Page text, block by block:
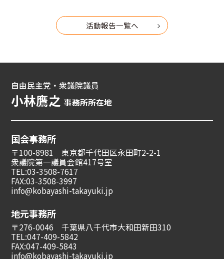
活動報告一覧へ
自由民主党・衆議院議員
小林鷹之事務所所在地
国会事務所
〒100-8981 東京都千代田区永田町2-2-1
衆議院第一議員会館417号室
TEL:03-3508-7617
FAX:03-3508-3997
info@kobayashi-takayuki.jp
地元事務所
〒276-0046 千葉県八千代市大和田新田310
TEL:047-409-5842
FAX:047-409-5843
info@kobayashi-takayuki.jp